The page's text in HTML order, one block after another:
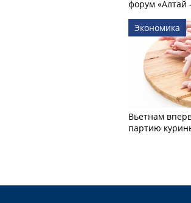
форум «Алтай
Экономика
Вьетнам
партию